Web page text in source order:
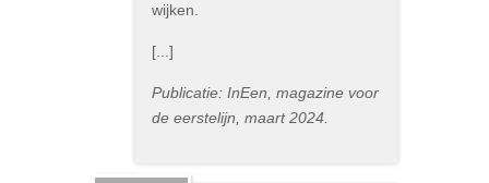
wijken.
[...]
Publicatie: InEen, magazine voor
de eerstelijn, maart 2024.